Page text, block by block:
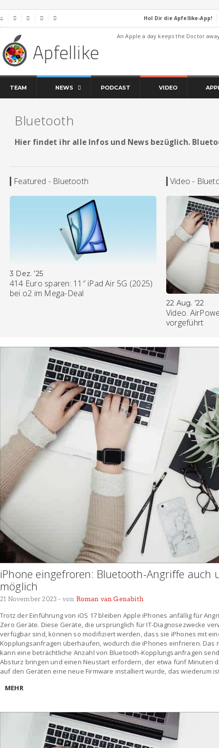
⌂     Hol Dir die Apfellike-App!
An Apple a day keeps the Doctor
TEAM NEWS PODCAST VIDEO
Bluetooth
Hier findet ihr alle Infos und News bezüglich.
Featured - Bluetooth
3 Dez. ’25
414 Euro sparen: 11″ iPad Air 5G (2025)
bei o2 im Mega-Deal
Video -
22 Aug. ’22
Video.
vorgeführt
iPhone eingefroren: Bluetooth-Angriffe auch
möglich
21 November 2023 - von Roman van Genabith
Trotz der Einführung von iOS 17 bleiben Apple iPhones anfällig für
Zero Geräte. Diese Geräte, die ursprünglich für IT-Diagnosezwecke
verfügbar sind, können so modifiziert werden, dass sie iPhones mit
Kopplungsanfragen überhäufen, wodurch die iPhones einfrieren. Das
kann eine beträchtliche Anzahl von Bluetooth-Kopplungsanfragen
Absturz bringen und einen Neustart erfordern, der etwa fünf Minuten
auf den Geräten eine neue Firmware installiert wurde, das wiederum
MEHR